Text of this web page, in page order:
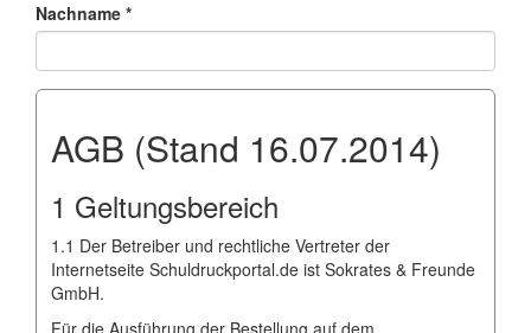
Nachname *
AGB (Stand 16.07.2014)
1 Geltungsbereich
1.1 Der Betreiber und rechtliche Vertreter der
Internetseite Schuldruckportal.de ist Sokrates & Freunde
GmbH.
Für die Ausführung der Bestellung auf dem